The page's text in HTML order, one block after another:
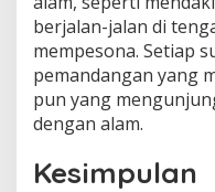
berjalan-jalan di
mempesona. Setiap
pemandangan yang
pun yang
dengan alam.
Kesimpulan